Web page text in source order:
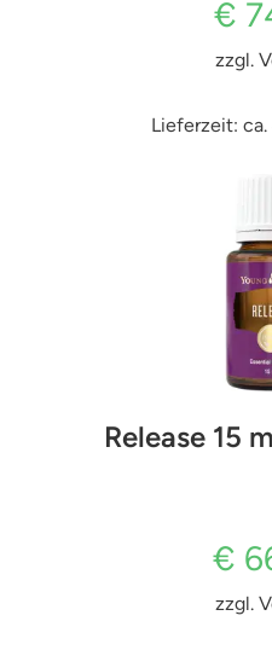
€
zzgl.
Lieferzeit:
Release 15
€
zzgl.